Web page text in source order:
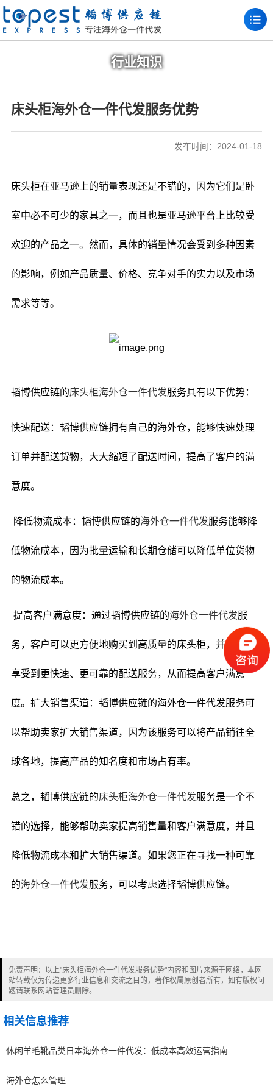
行业知识
床头柜海外仓一件代发服务优势
发布时间：2024-01-18
床头柜在亚马逊上的销量表现还是不错的，因为它们是卧
室中必不可少的家具之一，而且也是亚马逊平台上比较受
欢迎的产品之一。然而，具体的销量情况会受到多种因素
的影响，例如产品质量、价格、竞争对手的实力以及市场
需求等等。
韬博供应链的床头柜海外仓一件代发服务具有以下优势：
快速配送：韬博供应链拥有自己的海外仓，能够快速处理
订单并配送货物，大大缩短了配送时间，提高了客户的满
意度。
降低物流成本：韬博供应链的海外仓一件代发服务能够降
低物流成本，因为批量运输和长期仓储可以降低单位货物
的物流成本。
提高客户满意度：通过韬博供应链的海外仓一件代发服
务，客户可以更方便地购买到高质量的床头柜，并且能够
享受到更快速、更可靠的配送服务，从而提高客户满意
度。扩大销售渠道：韬博供应链的海外仓一件代发服务可
以帮助卖家扩大销售渠道，因为该服务可以将产品销往全
球各地，提高产品的知名度和市场占有率。
总之，韬博供应链的床头柜海外仓一件代发服务是一个不
错的选择，能够帮助卖家提高销售量和客户满意度，并且
降低物流成本和扩大销售渠道。如果您正在寻找一种可靠
的海外仓一件代发服务，可以考虑选择韬博供应链。
免责声明：以上"床头柜海外仓一件代发服务优势"内容和图片来源于网络，本网
站转载仅为传递更多行业信息和交流之目的，著作权属原创者所有，如有版权问
题请联系网站管理员删除。
相关信息推荐
休闲羊毛靴品类日本海外仓一件代发：低成本高效运营指南
海外仓怎么管理